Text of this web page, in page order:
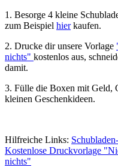
1. Besorge 4 kleine
zum Beispiel hierkaufen.
2. Drucke dir unsere Vorlage
nichts" kostenlos aus,
damit.
3. Fülle die Boxen mit Geld,
kleinen Geschenkideen.
Hilfreiche Links:
Kostenlose Druckvorlage
nichts"